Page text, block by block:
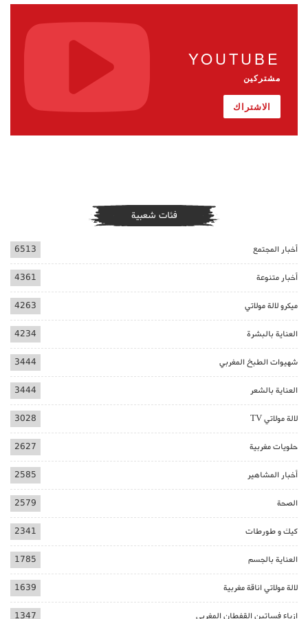
YOUTUBE
مشتركين
الاشتراك
فئات شعبية
أخبار المجتمع 6513
أخبار متنوعة 4361
ميكرو لالة مولاتي 4263
العناية بالبشرة 4234
شهيوات الطبخ المغربي 3444
العناية بالشعر 3444
لالة مولاتي TV 3028
حلويات مغربية 2627
أخبار المشاهير 2585
الصحة 2579
كيك و طورطات 2341
العناية بالجسم 1785
لالة مولاتي اناقة مغربية 1639
ازياء فساتين القفطان المغربي 1347